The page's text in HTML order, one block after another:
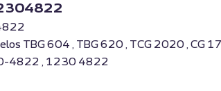
TBG 604 , TBG 620 , TCG 2020 , CG
4822 , 1230 4822